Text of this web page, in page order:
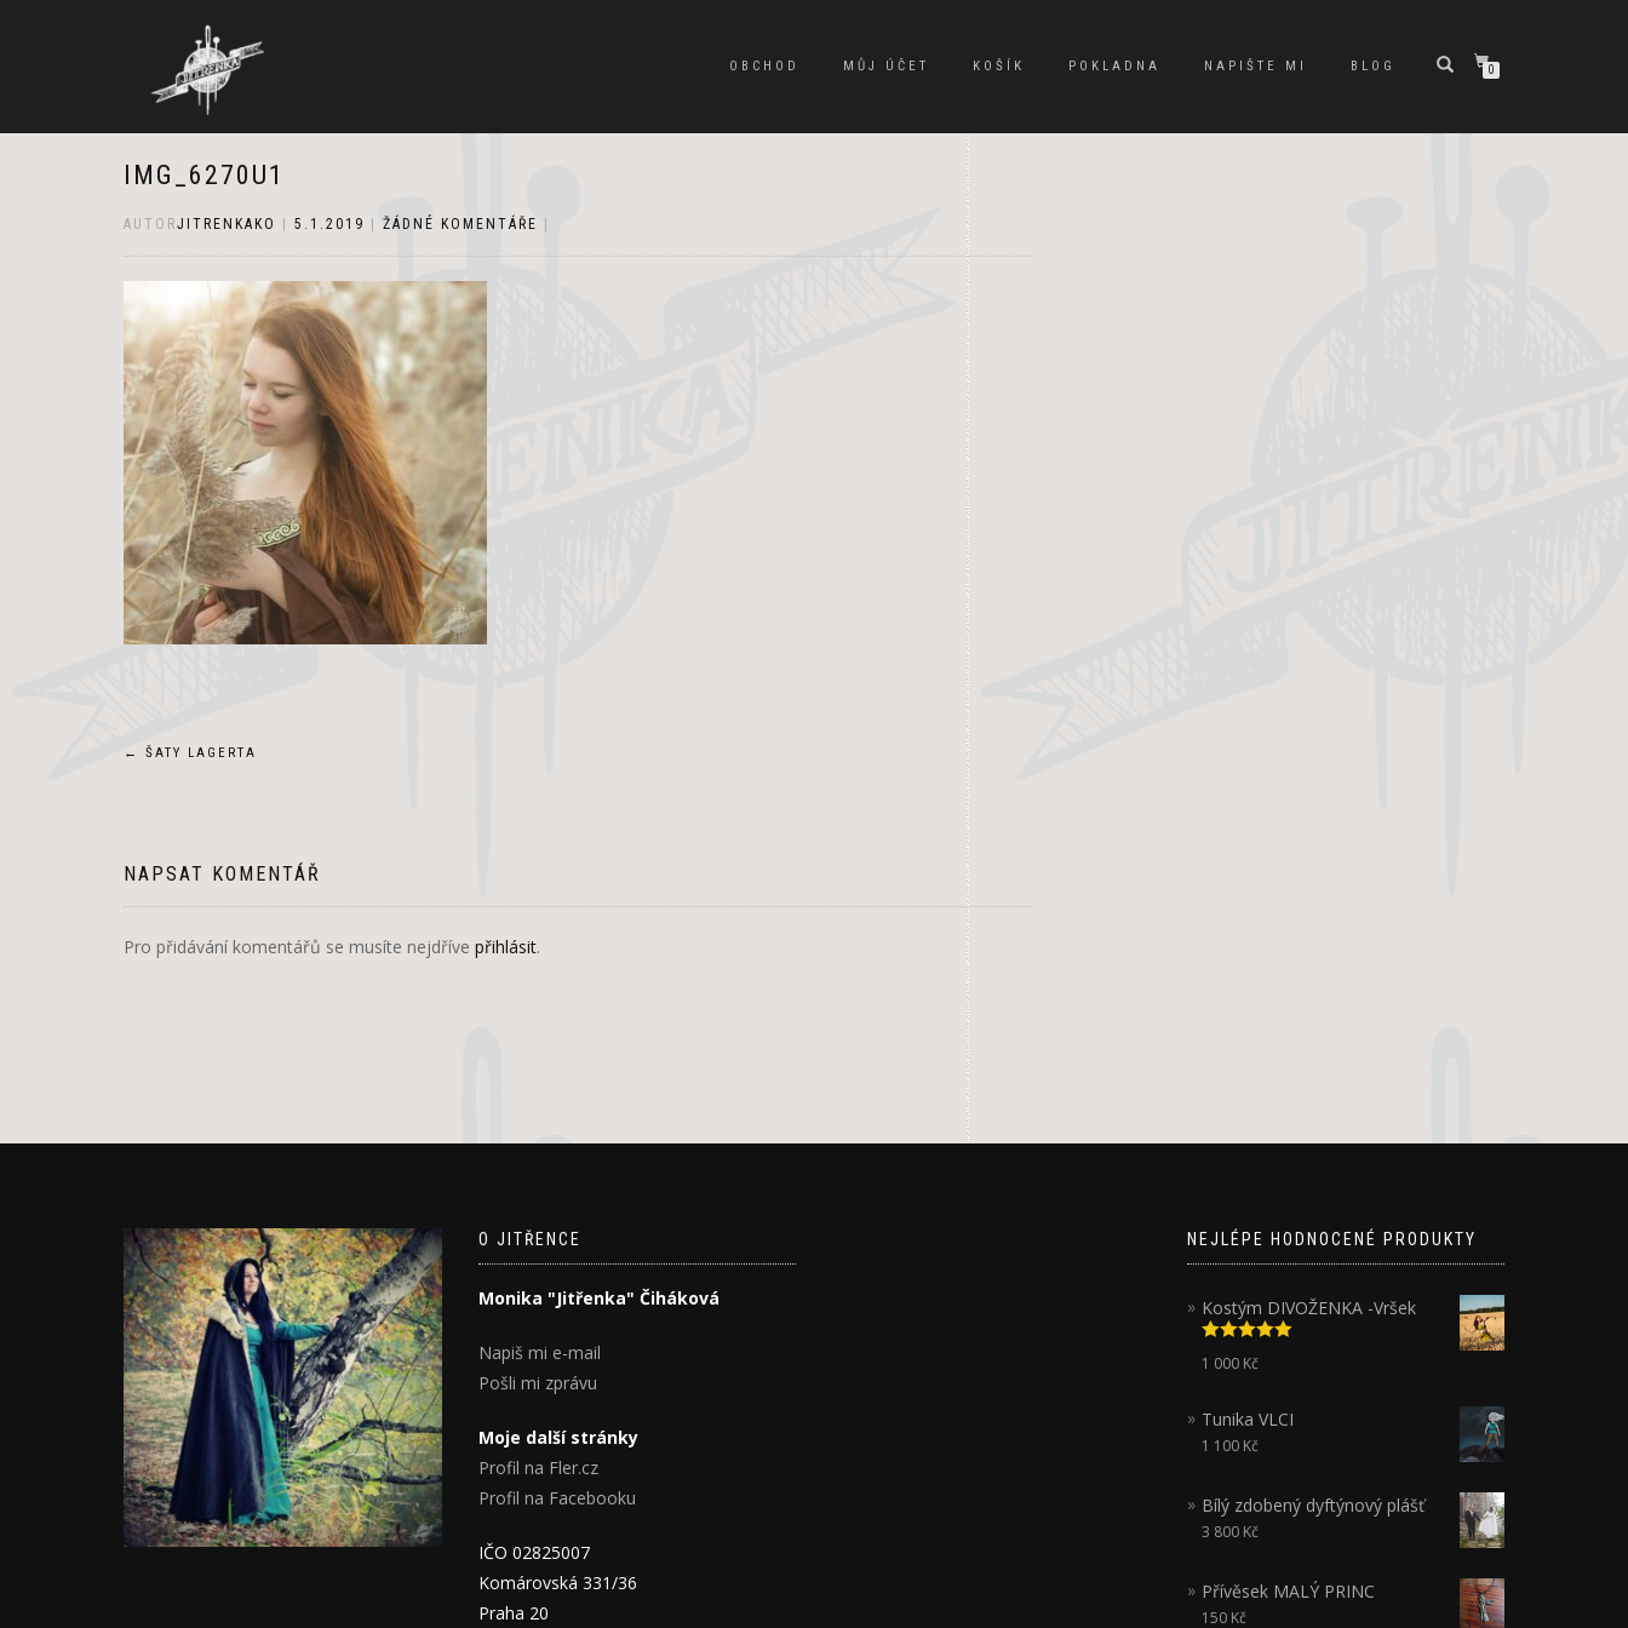
OBCHOD MŮJ ÚČET KOŠÍK POKLADNA NAPIŠTE MI BLOG 0
IMG_6270U1
AUTORJITRENKAKO 5.1.2019 ŽÁDNÉ KOMENTÁŘE
Navigace
příspěvek
← ŠATY LAGERTA
NAPSAT KOMENTÁŘ
Pro přidávání komentářů se musíte nejdříve přihlásit.
O JITŘENCE
Monika "Jitřenka" Čiháková
Napiš mi e-mail
Pošli mi zprávu
Moje další stránky
Profil na Fler.cz
Profil na Facebooku
IČO 02825007
Komárovská 331/36
Praha 20
NEJLÉPE HODNOCENÉ PRODUKTY
Kostým DIVOŽENKA -Vršek
Hodnocení
5.00z 5
1 000 Kč
Tunika VLCI
1 100 Kč
Bílý zdobený dyftýnový plášť
3 800 Kč
Přívěsek MALÝ PRINC
150 Kč